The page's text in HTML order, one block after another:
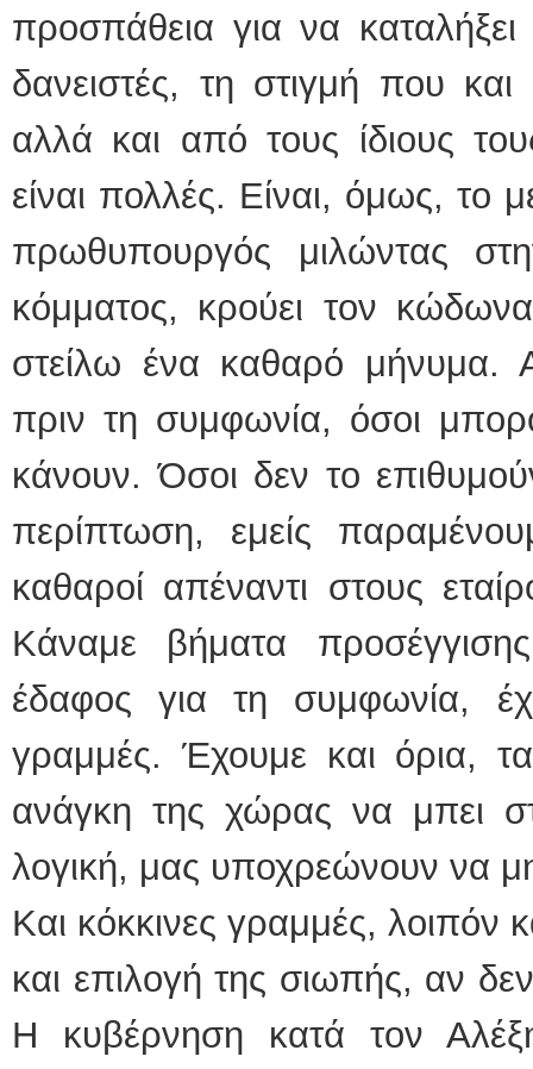
προσπάθεια για να
δανειστές, τη στιγμή που
αλλά και από τους ίδιους
είναι πολλές. Είναι, όμως,
πρωθυπουργός μιλώντας
κόμματος, κρούει τον
στείλω ένα καθαρό μήνυμα.
πριν τη συμφωνία, όσοι
κάνουν. Όσοι δεν το
περίπτωση, εμείς
καθαροί απέναντι στους
Κάναμε βήματα
έδαφος για τη συμφωνία,
γραμμές. Έχουμε και όρια,
ανάγκη της χώρας να μπει
λογική, μας υποχρεώνουν να
Και κόκκινες γραμμές, λοιπόν
και επιλογή της σιωπής, αν
Η κυβέρνηση κατά τον